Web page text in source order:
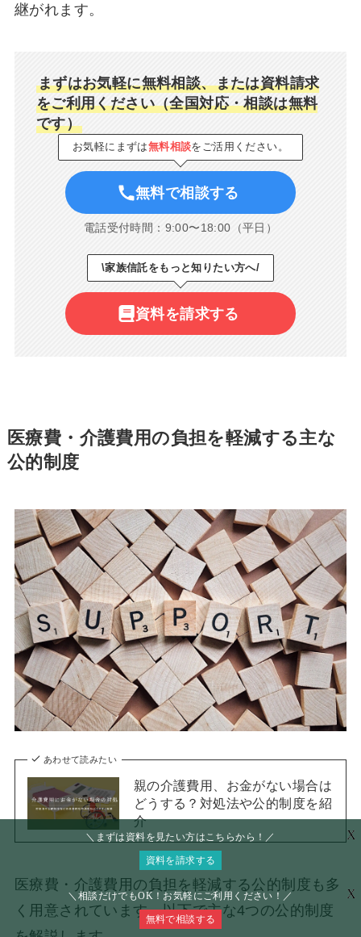
継がれます。
まずはお気軽に無料相談、または資料請求
をご利用ください（全国対応・相談は無料
です）
お気軽にまずは無料相談をご活用ください。
無料で相談する
電話受付時間：9:00〜18:00（平日）
\家族信託をもっと知りたい方へ/
資料を請求する
医療費・介護費用の負担を軽減する主な
公的制度
あわせて読みたい
親の介護費用、お金がない場合は
どうする？対処法や公的制度を紹
介
医療費・介護費用の負担を軽減する公的制度も多
く用意されています。以下で主な4つの公的制度
＼相談だけでもOK！お気軽にご利用ください！／
無料で相談する
X
＼まずは資料を見たい方はこちらから！／
資料を請求する
X